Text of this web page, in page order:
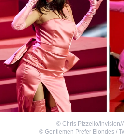
© Chris Pizzello/Invision/
© Gentlemen Prefer Blondes /